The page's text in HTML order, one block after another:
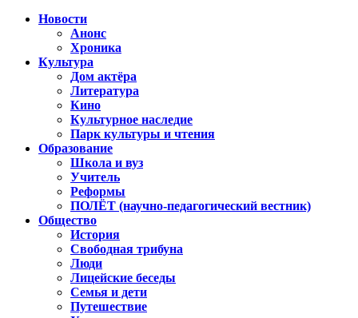
Новости
Анонс
Хроника
Культура
Дом актёра
Литература
Кино
Культурное наследие
Парк культуры и чтения
Образование
Школа и вуз
Учитель
Реформы
ПОЛЁТ (научно-педагогический вестник)
Общество
История
Свободная трибуна
Люди
Лицейские беседы
Семья и дети
Путешествие